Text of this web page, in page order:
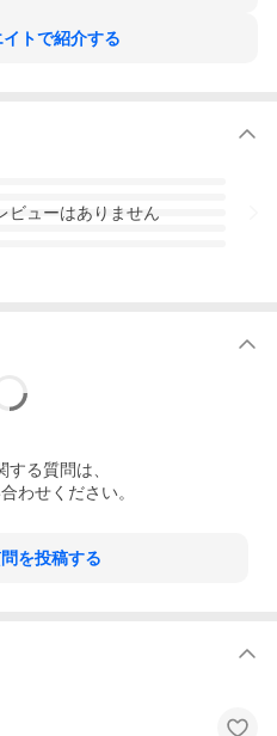
トで紹介する
ビューはありません
する質問は、
わせください。
を投稿する